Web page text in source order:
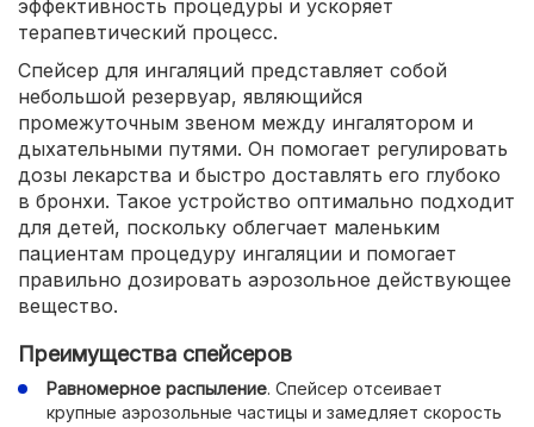
эффективность процедуры и ускоряет
терапевтический процесс.
Спейсер для ингаляций представляет собой
небольшой резервуар, являющийся
промежуточным звеном между ингалятором и
дыхательными путями. Он помогает регулировать
дозы лекарства и быстро доставлять его глубоко
в бронхи. Такое устройство оптимально подходит
для детей, поскольку облегчает маленьким
пациентам процедуру ингаляции и помогает
правильно дозировать аэрозольное действующее
вещество.
Преимущества спейсеров
Равномерное распыление. Спейсер отсеивает
крупные аэрозольные частицы и замедляет скорость